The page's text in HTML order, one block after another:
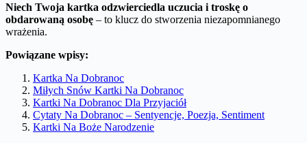
Niech Twoja kartka odzwierciedla uczucia i troskę o
obdarowaną osobę – to klucz do stworzenia niezapomnianego
wrażenia.
Powiązane wpisy:
Kartka Na Dobranoc
Miłych Snów Kartki Na Dobranoc
Kartki Na Dobranoc Dla Przyjaciół
Cytaty Na Dobranoc – Sentyencje, Poezja, Sentiment
Kartki Na Boże Narodzenie